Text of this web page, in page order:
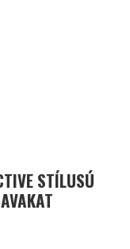
STÍLUSÚ